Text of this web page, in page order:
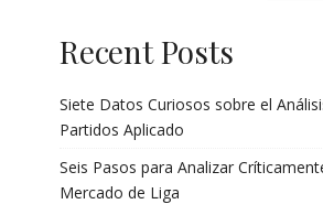
Recent Posts
Siete Datos Curiosos sobre el
Partidos Aplicado
Seis Pasos para Analizar
Mercado de Liga